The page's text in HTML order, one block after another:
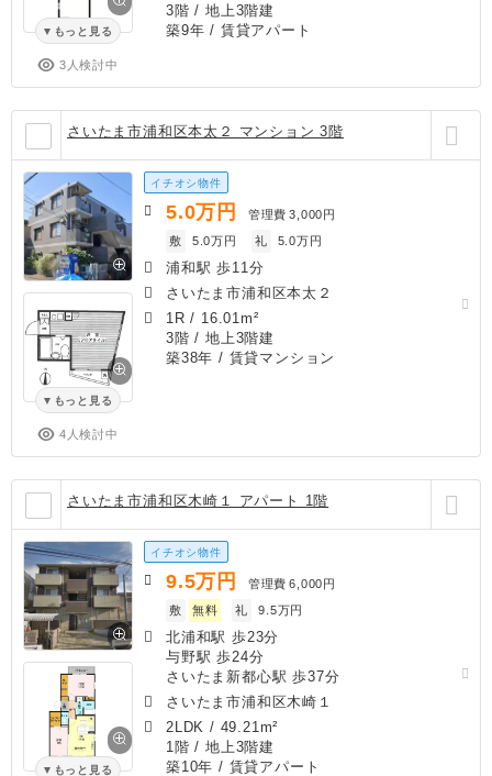
もっと見る
3人検討中
3階 / 地上3階建
築9年 / 賃貸アパート
さいたま市浦和区本太２ マンション 3階
もっと見る
4人検討中
イチオシ物件
5.0万円 管理費 3,000円
敷
5.0万円 礼 5.0万円
浦和駅 歩11分
さいたま市浦和区本太２
1R / 16.01m²
3階 / 地上3階建
築38年 / 賃貸マンション
さいたま市浦和区木崎１ アパート 1階
もっと見る
イチオシ物件
9.5万円 管理費 6,000円
敷
無料 礼 9.5万円
北浦和駅 歩23分
与野駅 歩24分
さいたま新都心駅 歩37分
さいたま市浦和区木崎１
2LDK / 49.21m²
1階 / 地上3階建
築10年 / 賃貸アパート